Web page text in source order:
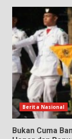
Berita Nasional
Bukan Cuma